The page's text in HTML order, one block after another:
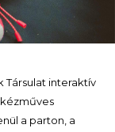
interaktív
a parton, a